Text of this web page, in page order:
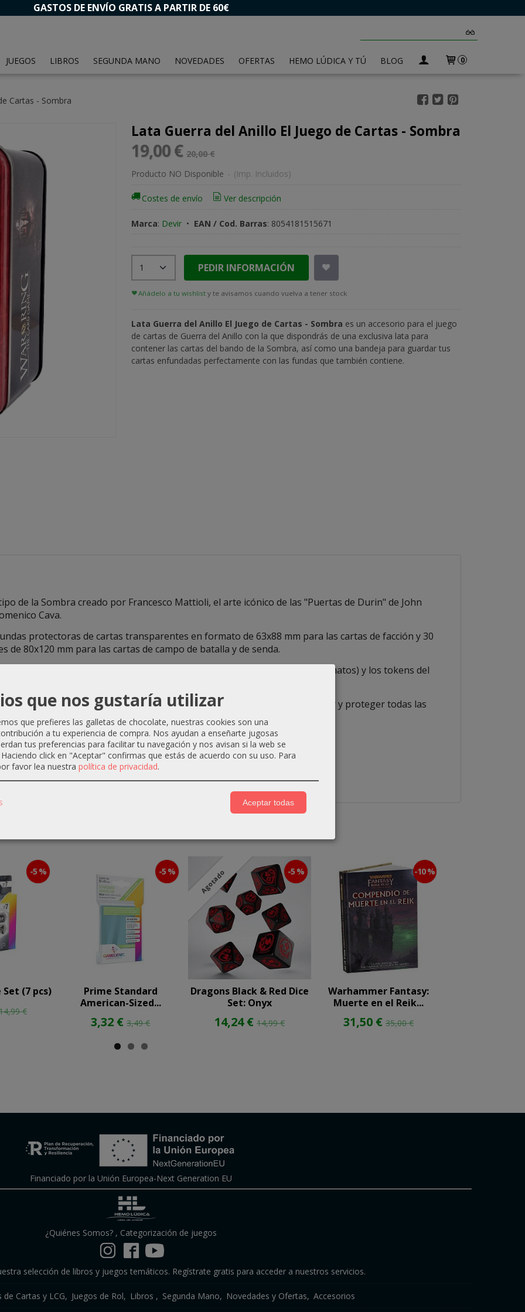
GASTOS DE ENVÍO GRATIS A PARTIR DE 60€
JUEGOS LIBROS SEGUNDA MANO NOVEDADES OFERTAS HEMO LÚDICA Y TÚ BLOG 0
Cartas - Sombra
Lata Guerra del Anillo El Juego de Cartas - Sombra
19,00 € 20,00 €
Producto NO Disponible - (Imp. Incluidos)
Costes de envío Ver descripción
Marca: Devir• EAN / Cod. Barras: 8054181515671
PEDIR INFORMACIÓN
Añádelo a tu wishlisty te avisamos cuando vuelva a tener stock
Lata Guerra del Anillo El Juego de Cartas - Sombra es un accesorio para el juego
de cartas de Guerra del Anillo con la que dispondrás de una exclusiva lata para
contener las cartas del bando de la Sombra, así como una bandeja para guardar tus
cartas enfundadas perfectamente con las fundas que también contiene.
de la Sombra creado por Francesco Mattioli, el arte icónico de las "Puertas de Durin" de John
Cava.
protectoras de cartas transparentes en formato de 63x88 mm para las cartas de facción y 30
80x120 mm para las cartas de campo de batalla y de senda.
bandeja de plástico diseñada para guardar las enfundadas (en ambos formatos) y los tokens del
como la caja de la Sombra, tendrás todo lo que necesitas para almacenar y proteger todas las
forma compacta y elegante.
a todo color que incluye:
-5 %
Set (7 pcs)
€
-5 %
Prime Standard
American-Sized...
3,32 €3,49 €
Agotado -5 %
Dragons Black & Red Dice
Set: Onyx
14,24 € 14,99 €
-10 %
Warhammer Fantasy:
Muerte en el Reik...
31,50 € 35,00 €
Financiado por la Unión Europea-Next Generation EU
¿Quiénes Somos? , Categorización de juegos
selección de libros y juegos temáticos. Regístrate gratis para acceder a nuestros servicios.
de Cartas y LCG Juegos de Rol Libros Segunda Mano Novedades y Ofertas Accesorios
que nos gustaría utilizar
que prefieres las galletas de chocolate, nuestras cookies son una
a tu experiencia de compra. Nos ayudan a enseñarte jugosas
tus preferencias para facilitar tu navegación y nos avisan si la web se
click en "Aceptar" confirmas que estás de acuerdo con su uso. Para
favor lea nuestra política de privacidad.
Aceptar todas